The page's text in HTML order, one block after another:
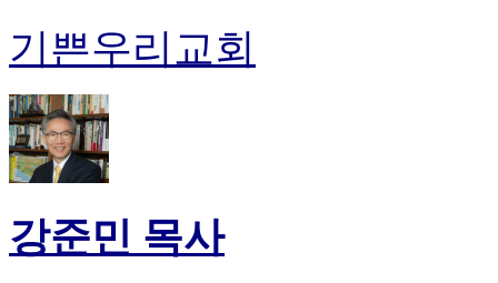
기쁜우리교회
강준민 목사